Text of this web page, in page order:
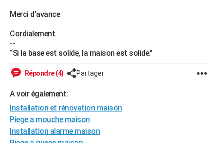
PHOTO
Carte de Noël
Carte Bonne année
Carte Saint-Valentin
Carte Pâques
Carte d'anniversaire
DICTIONNAIRE
Dictionnaire
Biographies
Citations
Expressions
Proverbes
PROGRAMME TV
Merci d’avance
Cordialement.
--
“Si la base est solide, la maison est solide.”
Répondre (4) Partager
A voir également:
Installation et rénovation maison
Piege a mouche maison
Installation alarme maison